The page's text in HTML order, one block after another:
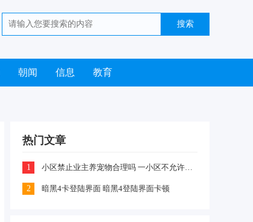
朝闻 信息 教育
热门文章
1 小区禁止业主养宠物合理吗 一小区不允许业主喂养猫咪和狗狗是怎么回事
2 暗黑4卡登陆界面 暗黑4登陆界面卡顿